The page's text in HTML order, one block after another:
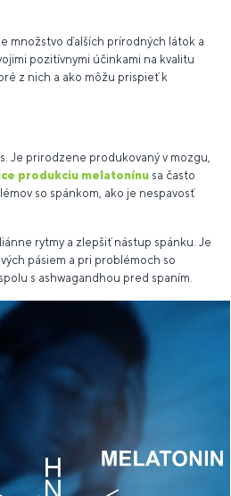
množstvo ďalších prírodných látok a
pozitívnymi účinkami na kvalitu
z nich a ako môžu prispieť k
Je prirodzene produkovaný v mozgu,
produkciu melatonínu sa často
so spánkom, ako je nespavosť
rytmy a zlepšiť nástup spánku. Je
pásiem a pri problémoch so
s ashwagandhou pred spaním.